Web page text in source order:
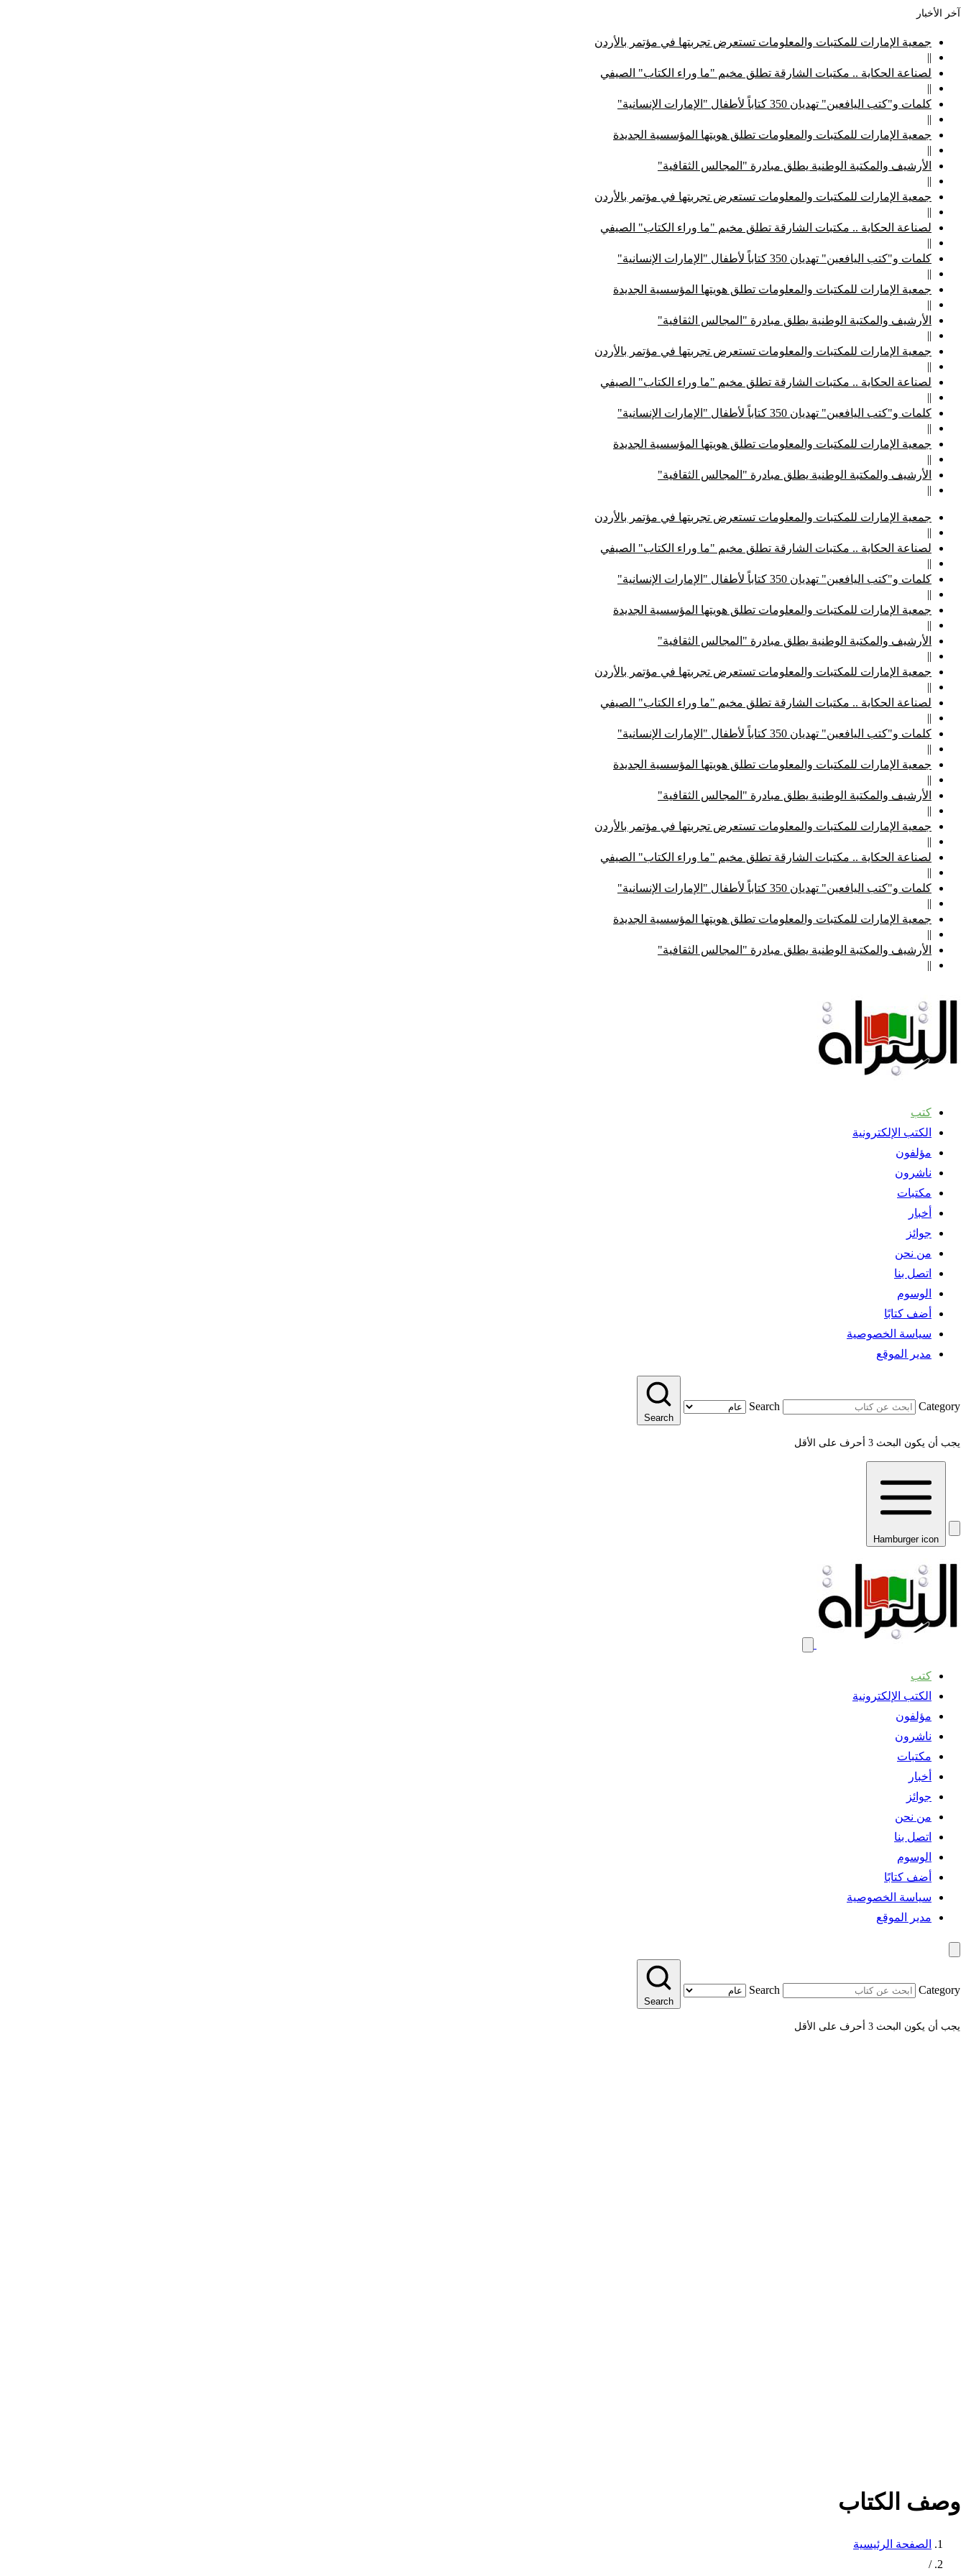
آخر الأخبار
جمعية الإمارات للمكتبات والمعلومات تستعرض تجربتها في مؤتمر بالأردن
||
لصناعة الحكاية .. مكتبات الشارقة تطلق مخيم "ما وراء الكتاب" الصيفي
||
كلمات و"كتب اليافعين" تهديان 350 كتاباً لأطفال "الإمارات الإنسانية"
||
جمعية الإمارات للمكتبات والمعلومات تطلق هويتها المؤسسية الجديدة
||
الأرشيف والمكتبة الوطنية يطلق مبادرة "المجالس الثقافية"
||
جمعية الإمارات للمكتبات والمعلومات تستعرض تجربتها في مؤتمر بالأردن
||
لصناعة الحكاية .. مكتبات الشارقة تطلق مخيم "ما وراء الكتاب" الصيفي
||
كلمات و"كتب اليافعين" تهديان 350 كتاباً لأطفال "الإمارات الإنسانية"
||
جمعية الإمارات للمكتبات والمعلومات تطلق هويتها المؤسسية الجديدة
||
الأرشيف والمكتبة الوطنية يطلق مبادرة "المجالس الثقافية"
||
جمعية الإمارات للمكتبات والمعلومات تستعرض تجربتها في مؤتمر بالأردن
||
لصناعة الحكاية .. مكتبات الشارقة تطلق مخيم "ما وراء الكتاب" الصيفي
||
كلمات و"كتب اليافعين" تهديان 350 كتاباً لأطفال "الإمارات الإنسانية"
||
جمعية الإمارات للمكتبات والمعلومات تطلق هويتها المؤسسية الجديدة
||
الأرشيف والمكتبة الوطنية يطلق مبادرة "المجالس الثقافية"
||
جمعية الإمارات للمكتبات والمعلومات تستعرض تجربتها في مؤتمر بالأردن
||
لصناعة الحكاية .. مكتبات الشارقة تطلق مخيم "ما وراء الكتاب" الصيفي
||
كلمات و"كتب اليافعين" تهديان 350 كتاباً لأطفال "الإمارات الإنسانية"
||
جمعية الإمارات للمكتبات والمعلومات تطلق هويتها المؤسسية الجديدة
||
الأرشيف والمكتبة الوطنية يطلق مبادرة "المجالس الثقافية"
||
جمعية الإمارات للمكتبات والمعلومات تستعرض تجربتها في مؤتمر بالأردن
||
لصناعة الحكاية .. مكتبات الشارقة تطلق مخيم "ما وراء الكتاب" الصيفي
||
كلمات و"كتب اليافعين" تهديان 350 كتاباً لأطفال "الإمارات الإنسانية"
||
جمعية الإمارات للمكتبات والمعلومات تطلق هويتها المؤسسية الجديدة
||
الأرشيف والمكتبة الوطنية يطلق مبادرة "المجالس الثقافية"
||
جمعية الإمارات للمكتبات والمعلومات تستعرض تجربتها في مؤتمر بالأردن
||
لصناعة الحكاية .. مكتبات الشارقة تطلق مخيم "ما وراء الكتاب" الصيفي
||
كلمات و"كتب اليافعين" تهديان 350 كتاباً لأطفال "الإمارات الإنسانية"
||
جمعية الإمارات للمكتبات والمعلومات تطلق هويتها المؤسسية الجديدة
||
الأرشيف والمكتبة الوطنية يطلق مبادرة "المجالس الثقافية"
||
كتب
الكتب الإلكترونية
مؤلفون
ناشرون
مكتبات
أخبار
جوائز
من نحن
اتصل بنا
الوسوم
أضف كتابًا
سياسة الخصوصية
مدير الموقع
Search Category
Search
يجب أن يكون البحث 3 أحرف على الأقل
Hamburger icon
كتب
الكتب الإلكترونية
مؤلفون
ناشرون
مكتبات
أخبار
جوائز
من نحن
اتصل بنا
الوسوم
أضف كتابًا
سياسة الخصوصية
مدير الموقع
Search Category
Search
يجب أن يكون البحث 3 أحرف على الأقل
وصف الكتاب
الصفحة الرئيسية
/